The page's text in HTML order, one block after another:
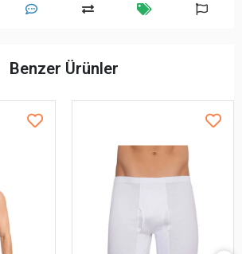
Benzer Ürünler